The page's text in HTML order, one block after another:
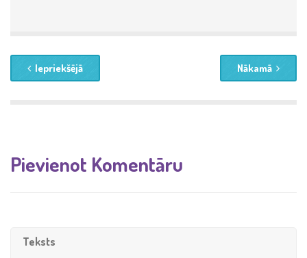
Iepriekšējā Nākamā
Pievienot Komentāru